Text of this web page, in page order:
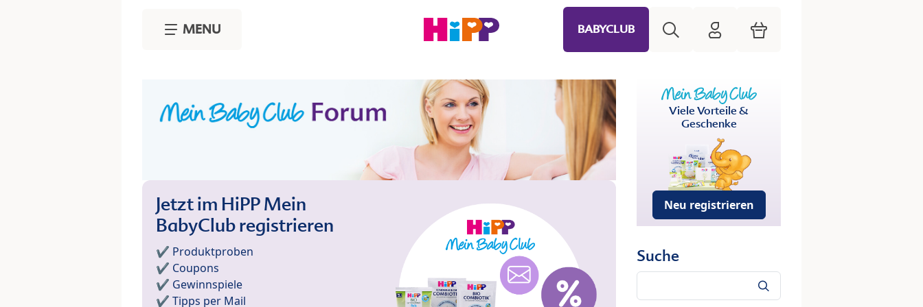
MENU BABYCLUB HiPP Mein Babyclub
Warenkorb
Jetzt im HiPP Mein
BabyClub registrieren
✔️ Produktproben
✔️ Coupons
✔️ Gewinnspiele
✔️ Tipps per Mail
Viele Vorteile &
Geschenke
Neu registrieren
Suche